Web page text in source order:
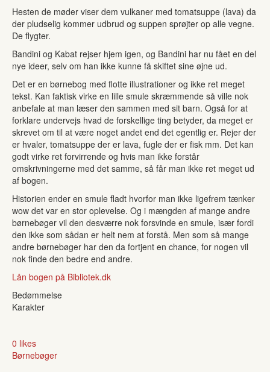
Hesten de møder viser dem vulkaner med tomatsuppe (lava) da
der pludselig kommer udbrud og suppen sprøjter op alle vegne.
De flygter.
Bandini og Kabat rejser hjem igen, og Bandini har nu fået en del
nye ideer, selv om han ikke kunne få skiftet sine øjne ud.
Det er en børnebog med flotte illustrationer og ikke ret meget
tekst. Kan faktisk virke en lille smule skræmmende så ville nok
anbefale at man læser den sammen med sit barn. Også for at
forklare undervejs hvad de forskellige ting betyder, da meget er
skrevet om til at være noget andet end det egentlig er. Rejer der
er hvaler, tomatsuppe der er lava, fugle der er fisk mm. Det kan
godt virke ret forvirrende og hvis man ikke forstår
omskrivningerne med det samme, så får man ikke ret meget ud
af bogen.
Historien ender en smule fladt hvorfor man ikke ligefrem tænker
wow det var en stor oplevelse. Og i mængden af mange andre
børnebøger vil den desværre nok forsvinde en smule, især fordi
den ikke som sådan er helt nem at forstå. Men som så mange
andre børnebøger har den da fortjent en chance, for nogen vil
nok finde den bedre end andre.
Lån bogen på Bibliotek.dk
Bedømmelse
Karakter
0 likes
Børnebøger